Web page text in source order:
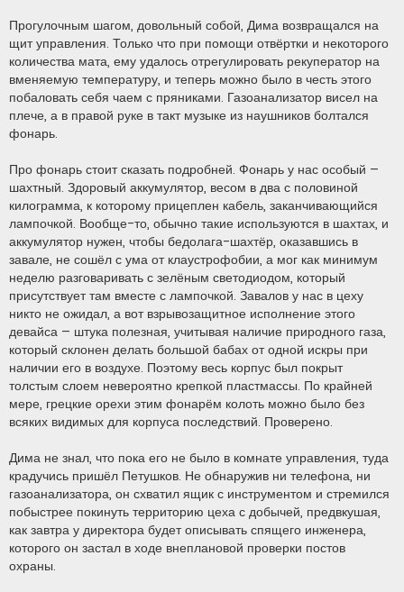
Прогулочным шагом, довольный собой, Дима возвращался на
щит управления. Только что при помощи отвёртки и некоторого
количества мата, ему удалось отрегулировать рекуператор на
вменяемую температуру, и теперь можно было в честь этого
побаловать себя чаем с пряниками. Газоанализатор висел на
плече, а в правой руке в такт музыке из наушников болтался
фонарь.
Про фонарь стоит сказать подробней. Фонарь у нас особый –
шахтный. Здоровый аккумулятор, весом в два с половиной
килограмма, к которому прицеплен кабель, заканчивающийся
лампочкой. Вообще-то, обычно такие используются в шахтах, и
аккумулятор нужен, чтобы бедолага-шахтёр, оказавшись в
завале, не сошёл с ума от клаустрофобии, а мог как минимум
неделю разговаривать с зелёным светодиодом, который
присутствует там вместе с лампочкой. Завалов у нас в цеху
никто не ожидал, а вот взрывозащитное исполнение этого
девайса – штука полезная, учитывая наличие природного газа,
который склонен делать большой бабах от одной искры при
наличии его в воздухе. Поэтому весь корпус был покрыт
толстым слоем невероятно крепкой пластмассы. По крайней
мере, грецкие орехи этим фонарём колоть можно было без
всяких видимых для корпуса последствий. Проверено.
Дима не знал, что пока его не было в комнате управления, туда
крадучись пришёл Петушков. Не обнаружив ни телефона, ни
газоанализатора, он схватил ящик с инструментом и стремился
побыстрее покинуть территорию цеха с добычей, предвкушая,
как завтра у директора будет описывать спящего инженера,
которого он застал в ходе внеплановой проверки постов
охраны.